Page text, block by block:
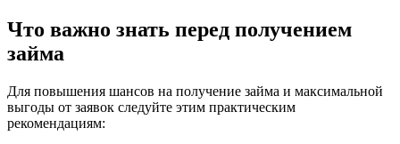
Что важно знать перед получением
займа
Для повышения шансов на получение займа и максимальной
выгоды от заявок следуйте этим практическим
рекомендациям: